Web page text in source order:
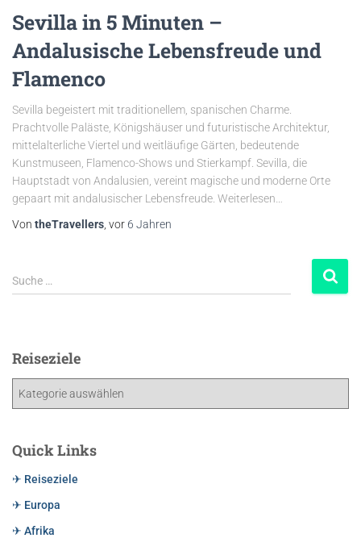
Sevilla in 5 Minuten –
Andalusische Lebensfreude und
Flamenco
Sevilla begeistert mit traditionellem, spanischen Charme.
Prachtvolle Paläste, Königshäuser und futuristische Architektur,
mittelalterliche Viertel und weitläufige Gärten, bedeutende
Kunstmuseen, Flamenco-Shows und Stierkampf. Sevilla, die
Hauptstadt von Andalusien, vereint magische und moderne Orte
gepaart mit andalusischer Lebensfreude. Weiterlesen…
Von theTravellers , vor 6 Jahren
Suche …
Reiseziele
Quick Links
✈ Reiseziele
✈ Europa
✈ Afrika